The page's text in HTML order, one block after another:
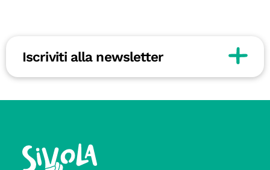
Iscriviti alla newsletter